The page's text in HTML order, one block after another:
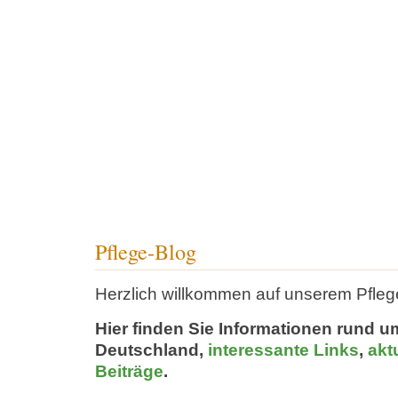
Pflege-Blog
Herzlich willkommen auf unserem
Hier finden Sie Informationen rund
Deutschland, interessante Links,
Beiträge.